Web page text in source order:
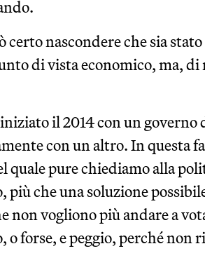
certo nascondere che sia
di vista economico, ma,
il 2014 con un
con un altro. In questa
quale pure chiediamo alla
più che una soluzione
non vogliono più andare a
o forse, e peggio, perché non